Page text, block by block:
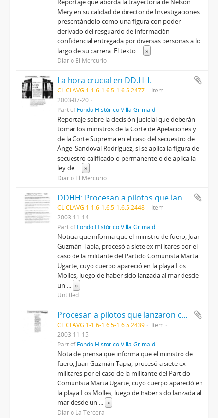
Reportaje que aborda la trayectoria de Nelson
Mery en su calidad de director de Investigaciones,
presentándolo como una figura con poder
derivado del resguardo de información
confidencial entregada por diversas personas a lo
largo de su carrera. El texto ... »
Diario El Mercurio
La hora crucial en DD.HH.
CL CLAVG 1-1.6-1.6.5-1.6.5.2477
Item
2003-07-20
Part ofFondo Histórico Villa Grimaldi
Reportaje sobre la decisión judicial que deberán
tomar los ministros de la Corte de Apelaciones y
de la Corte Suprema en el caso del secuestro de
Ángel Sandoval Rodríguez, si se aplica la figura del
secuestro calificado o permanente o de aplica la
ley de ... »
Diario El Mercurio
DDHH: Procesan a pilotos que lanzaron cuerpos al mar
CL CLAVG 1-1.6-1.6.5-1.6.5.2448
Item
2003-11-14
Part ofFondo Histórico Villa Grimaldi
Noticia que informa que el ministro de fuero, Juan
Guzmán Tapia, procesó a siete ex militares por el
caso de la militante del Partido Comunista Marta
Ugarte, cuyo cuerpo apareció en la playa Los
Molles, luego de haber sido lanzada al mar desde
un ... »
Untitled
Procesan a pilotos que lanzaron cuerpos al mar
CL CLAVG 1-1.6-1.6.5-1.6.5.2439
Item
2003-11-15
Part ofFondo Histórico Villa Grimaldi
Nota de prensa que informa que el ministro de
fuero, Juan Guzmán Tapia, procesó a siete ex
militares por el caso de la militante del Partido
Comunista Marta Ugarte, cuyo cuerpo apareció en
la playa Los Molles, luego de haber sido lanzada al
mar desde un ... »
Diario La Tercera